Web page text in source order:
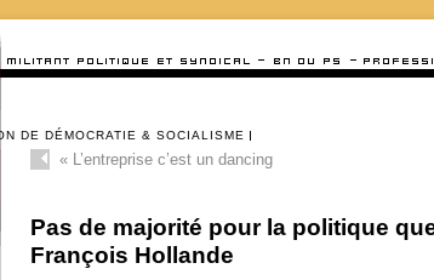
DE DÉMOCRATIE & SOCIALISME
«L’entreprise c’est un dancing
Pas de majorité pour la politique
François Hollande